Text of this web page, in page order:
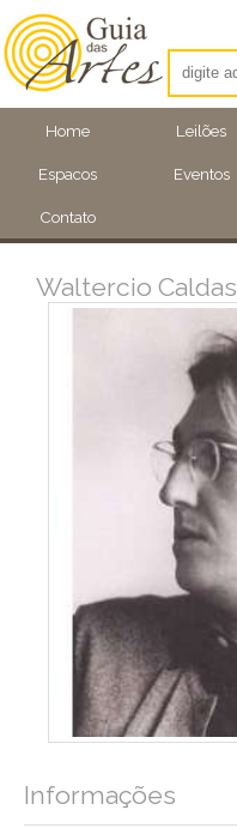
Home Leilões
Espacos Eventos
Contato
Waltercio Caldas
Informações